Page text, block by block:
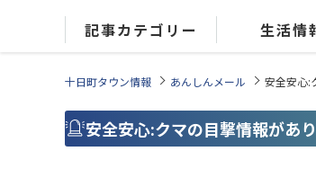
記事カテゴリー 生活情
十日町タウン情報 あんしんメール 安全安心:
安全安心:クマの目撃情報があ